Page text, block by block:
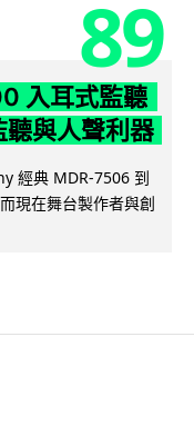
89
入耳式監聽
與人聲利器
經典 MDR-7506 到
現在舞台製作者與創